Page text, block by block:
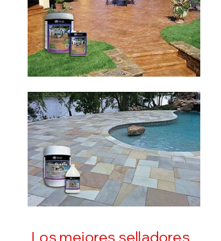
Los mejores selladores